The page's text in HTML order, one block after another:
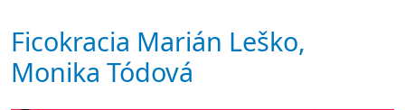
Ficokracia Marián Leško,
Monika Tódová